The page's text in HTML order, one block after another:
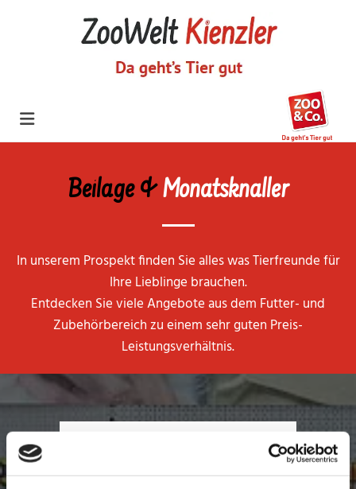
Beilage &Monatsknaller
In unserem Prospekt finden Sie alles was Tierfreunde für
Ihre Lieblinge brauchen.
Entdecken Sie viele Angebote aus dem Futter- und
Zubehörbereich zu einem sehr guten Preis-
Leistungsverhältnis.